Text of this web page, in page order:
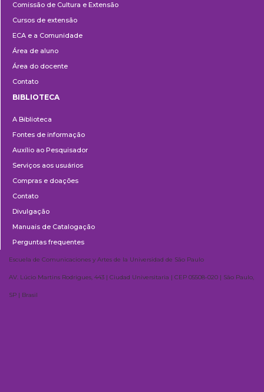
e
Extensão
Comissão de Cultura e Extensão
Cursos de extensão
ECA e a Comunidade
Área de aluno
Área do docente
Contato
BIBLIOTECA
A Biblioteca
Fontes de informação
Auxílio ao Pesquisador
Serviços aos usuários
Compras e doações
Contato
Divulgação
Manuais de Catalogação
Perguntas frequentes
Escuela de Comunicaciones y Artes de la Universidad de São Paulo
AV. Lúcio Martins Rodrigues, 443 | Ciudad Universitaria | CEP 05508-020 | São Paulo,
SP | Brasil